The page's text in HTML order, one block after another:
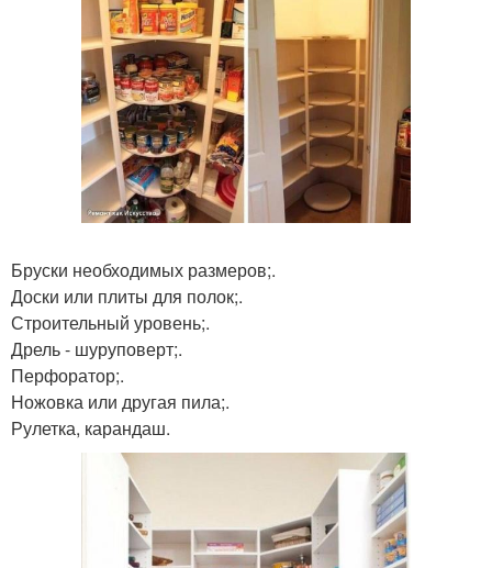
Бруски необходимых размеров;.
Доски или плиты для полок;.
Строительный уровень;.
Дрель - шуруповерт;.
Перфоратор;.
Ножовка или другая пила;.
Рулетка, карандаш.